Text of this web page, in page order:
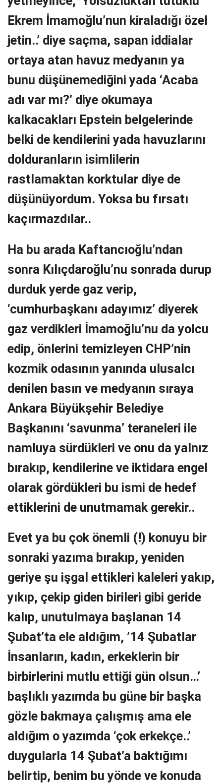
Ekrem İmamoğlu’nun kiraladığı özel
jetin..’ diye saçma, sapan iddialar
ortaya atan havuz medyanın ya
bunu düşünemediğini yada ‘Acaba
adı var mı?’ diye okumaya
kalkacakları Epstein belgelerinde
belki de kendilerini yada havuzlarını
dolduranların isimlilerin
rastlamaktan korktular diye de
düşünüyordum. Yoksa bu fırsatı
kaçırmazdılar..
Ha bu arada Kaftancıoğlu’ndan
sonra Kılıçdaroğlu’nu sonrada durup
durduk yerde gaz verip,
‘cumhurbaşkanı adayımız’ diyerek
gaz verdikleri İmamoğlu’nu da yolcu
edip, önlerini temizleyen CHP’nin
kozmik odasının yanında ulusalcı
denilen basın ve medyanın sıraya
Ankara Büyükşehir Belediye
Başkanını ‘savunma’ teraneleri ile
namluya sürdükleri ve onu da yalnız
bırakıp, kendilerine ve iktidara engel
olarak gördükleri bu ismi de hedef
ettiklerini de unutmamak gerekir..
Evet ya bu çok önemli (!) konuyu bir
sonraki yazıma bırakıp, yeniden
geriye şu işgal ettikleri kaleleri yakıp,
yıkıp, çekip giden birileri gibi geride
kalıp, unutulmaya başlanan 14
Şubat’ta ele aldığım, ’14 Şubatlar
İnsanların, kadın, erkeklerin bir
birbirlerini mutlu ettiği gün olsun…’
başlıklı yazımda bu güne bir başka
gözle bakmaya çalışmış ama ele
aldığım o yazımda ‘çok erkekçe..’
duygularla 14 Şubat’a baktığımı
belirtip, benim bu yönde ve konuda